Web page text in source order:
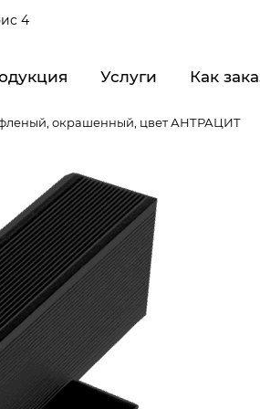
4
Услуги Как
окрашенный, цвет АНТРАЦИТ